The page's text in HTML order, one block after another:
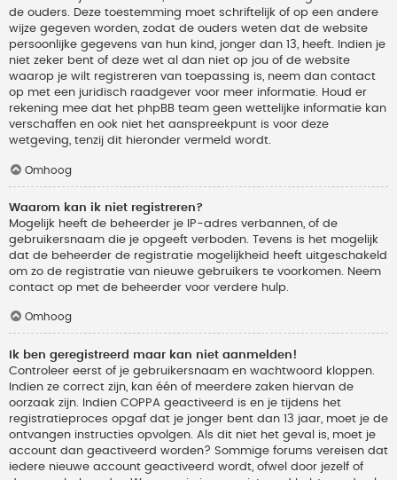
de ouders. Deze toestemming moet schriftelijk of op een andere
wijze gegeven worden, zodat de ouders weten dat de website
persoonlijke gegevens van hun kind, jonger dan 13, heeft. Indien je
niet zeker bent of deze wet al dan niet op jou of de website
waarop je wilt registreren van toepassing is, neem dan contact
op met een juridisch raadgever voor meer informatie. Houd er
rekening mee dat het phpBB team geen wettelijke informatie kan
verschaffen en ook niet het aanspreekpunt is voor deze
wetgeving, tenzij dit hieronder vermeld wordt.
Omhoog
Waarom kan ik niet registreren?
Mogelijk heeft de beheerder je IP-adres verbannen, of de
gebruikersnaam die je opgeeft verboden. Tevens is het mogelijk
dat de beheerder de registratie mogelijkheid heeft uitgeschakeld
om zo de registratie van nieuwe gebruikers te voorkomen. Neem
contact op met de beheerder voor verdere hulp.
Omhoog
Ik ben geregistreerd maar kan niet aanmelden!
Controleer eerst of je gebruikersnaam en wachtwoord kloppen.
Indien ze correct zijn, kan één of meerdere zaken hiervan de
oorzaak zijn. Indien COPPA geactiveerd is en je tijdens het
registratieproces opgaf dat je jonger bent dan 13 jaar, moet je de
ontvangen instructies opvolgen. Als dit niet het geval is, moet je
account dan geactiveerd worden? Sommige forums vereisen dat
iedere nieuwe account geactiveerd wordt, ofwel door jezelf of